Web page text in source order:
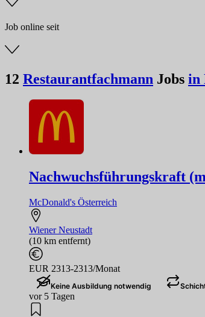
Job online seit
12 Restaurantfachmann Jobs in
Nachwuchsführungskraft
McDonald's Österreich
Wiener Neustadt
(10 km entfernt)
EUR 2313-2313/Monat
Keine Ausbildung notwendig
vor 5 Tagen